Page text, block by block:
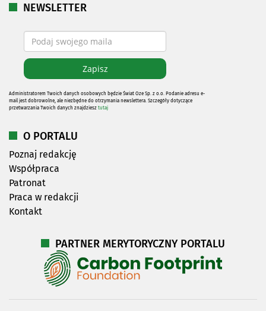
NEWSLETTER
Administratorem Twoich danych osobowych będzie Świat Oze Sp. z o.o. Podanie adresu e-
mail jest dobrowolne, ale niezbędne do otrzymania newslettera. Szczegóły dotyczące
przetwarzania Twoich danych znajdziesz tutaj
O PORTALU
Poznaj redakcję
Współpraca
Patronat
Praca w redakcji
Kontakt
PARTNER MERYTORYCZNY PORTALU